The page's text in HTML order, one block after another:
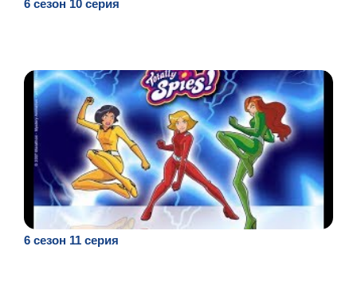
6 сезон 10 серия
6 сезон 11 серия